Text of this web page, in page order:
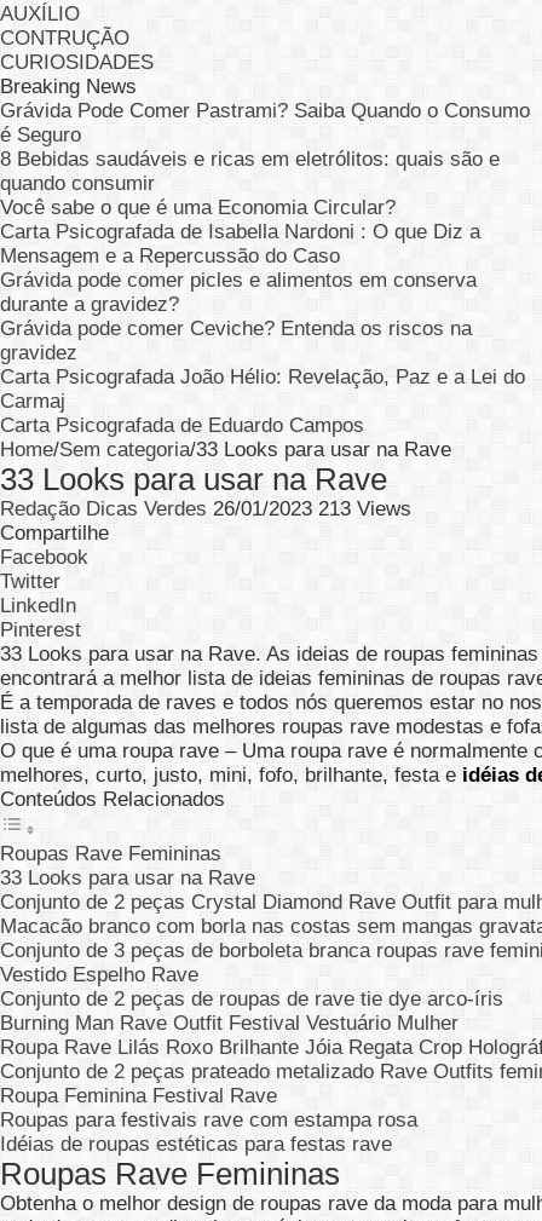
AUXÍLIO
CONTRUÇÃO
CURIOSIDADES
Breaking News
Grávida Pode Comer Pastrami? Saiba Quando o Consumo
é Seguro
8 Bebidas saudáveis e ricas em eletrólitos: quais são e
quando consumir
Você sabe o que é uma Economia Circular?
Carta Psicografada de Isabella Nardoni : O que Diz a
Mensagem e a Repercussão do Caso
Grávida pode comer picles e alimentos em conserva
durante a gravidez?
Grávida pode comer Ceviche? Entenda os riscos na
gravidez
Carta Psicografada João Hélio: Revelação, Paz e a Lei do
Carmaj
Carta Psicografada de Eduardo Campos
Home/Sem categoria/33 Looks para usar na Rave
33 Looks para usar na Rave
Redação Dicas Verdes 26/01/2023 213 Views
Compartilhe
Facebook
Twitter
LinkedIn
Pinterest
33 Looks para usar na Rave. As ideias de roupas
encontrará a melhor lista de ideias femininas de roupas
É a temporada de raves e todos nós queremos estar no
lista de algumas das melhores roupas rave modestas e
O que é uma roupa rave – Uma roupa rave é
melhores, curto, justo, mini, fofo, brilhante, festa e idéias
Conteúdos Relacionados
Roupas Rave Femininas
33 Looks para usar na Rave
Conjunto de 2 peças Crystal Diamond Rave Outfit para
Macacão branco com borla nas costas sem mangas
Conjunto de 3 peças de borboleta branca roupas rave
Vestido Espelho Rave
Conjunto de 2 peças de roupas de rave tie dye arco-íris
Burning Man Rave Outfit Festival Vestuário Mulher
Roupa Rave Lilás Roxo Brilhante Jóia Regata Crop
Conjunto de 2 peças prateado metalizado Rave Outfits
Roupa Feminina Festival Rave
Roupas para festivais rave com estampa rosa
Idéias de roupas estéticas para festas rave
Roupas Rave Femininas
Obtenha o melhor design de roupas rave da moda para